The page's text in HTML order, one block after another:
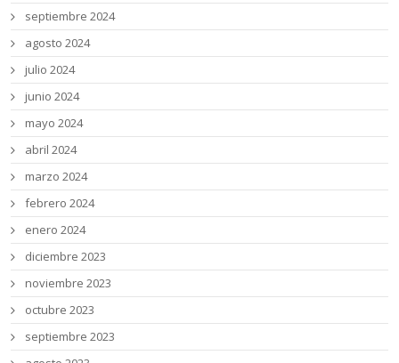
septiembre 2024
agosto 2024
julio 2024
junio 2024
mayo 2024
abril 2024
marzo 2024
febrero 2024
enero 2024
diciembre 2023
noviembre 2023
octubre 2023
septiembre 2023